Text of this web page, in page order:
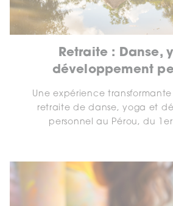
Retraite : Danse,
développement
Une expérience
retraite de danse, yoga et
personnel au Pérou, du